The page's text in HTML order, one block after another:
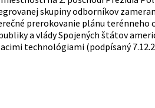
skupiny odborníkov
prerokovanie plánu terénneho
a vlády Spojených štátov
technológiami (podpísaný